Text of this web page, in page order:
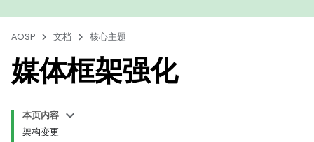
AOSP 文档 核心主题
媒体框架强化
本页内容
架构变更